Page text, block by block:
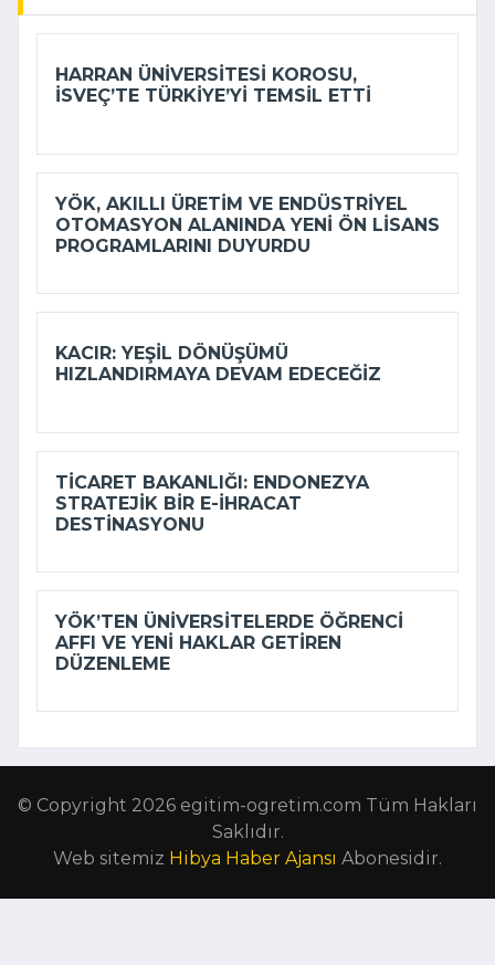
HARRAN ÜNIVERSITESI KOROSU,
İSVEÇ’TE TÜRKIYE’YI TEMSIL ETTI
YÖK, AKILLI ÜRETIM VE ENDÜSTRIYEL
OTOMASYON ALANINDA YENI ÖN LISANS
PROGRAMLARINI DUYURDU
KACIR: YEŞIL DÖNÜŞÜMÜ
HIZLANDIRMAYA DEVAM EDECEĞIZ
TICARET BAKANLIĞI: ENDONEZYA
STRATEJIK BIR E-İHRACAT
DESTINASYONU
YÖK’TEN ÜNIVERSITELERDE ÖĞRENCI
AFFI VE YENI HAKLAR GETIREN
DÜZENLEME
© Copyright 2026 egitim-ogretim.com Tüm Hakları
Saklıdır.
Web sitemiz Hibya Haber Ajansı Abonesidir.